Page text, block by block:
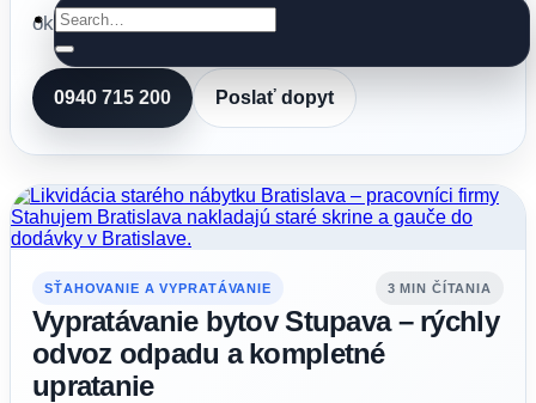
okolí.
0940 715 200 Poslať dopyt
SŤAHOVANIE A VYPRATÁVANIE 3 MIN ČÍTANIA
Vypratávanie bytov Stupava – rýchly
odvoz odpadu a kompletné
upratanie